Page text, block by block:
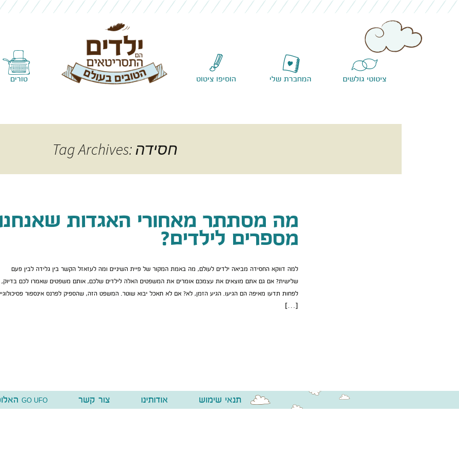
Skip to content
ציטוטי גולשים המחברת שלי הוסיפו ציטוט טורים
Tag Archives: חסידה
מה מסתתר מאחורי האגדות
מספרים לילדים?
למה דווקא החסידה מביאה ילדים לעולם, מה באמת המקור של פיית השיניים ומה לעזאזל הקשר בין גלידה לבין פעם
שלישית? אם גם אתם מוצאים את עצמכם אומרים את המשפטים האלה לילדים שלכם, אותם משפטים שאמרו לכם בדיוק,
לפחות תדעו מאיפה הם הגיעו. הגיע הזמן, לא? אם לא תאכל יבוא שוטר. המשפט הזה, שהספיק לפרנס אינספור
[…]
תנאי שימוש אודותינו צור קשר GO UFO